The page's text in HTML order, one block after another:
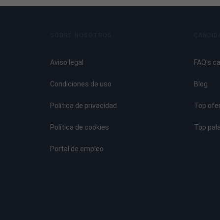
Tema 7. Generalidades sobre Jardinería. Las
Las herramientas de jardinería.
Tema 8. Aplicaciones de las Plantas en los
Aviso legal
Condiciones de uso
Política de privacidad
Política de cookies
Portal de empleo
FAQ's
Blog
Top
Top